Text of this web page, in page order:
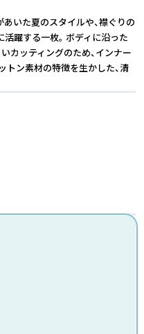
いた夏のスタイルや、襟ぐりの
躍する一枚。 ボディに沿った
カッティングのため、インナー
トン素材の特徴を生かした、清